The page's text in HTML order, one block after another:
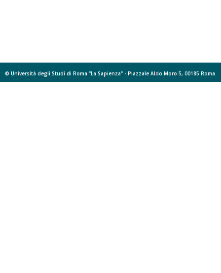
© Università degli Studi di Roma "La Sapienza" - Piazzale Aldo Moro 5, 00185 Roma